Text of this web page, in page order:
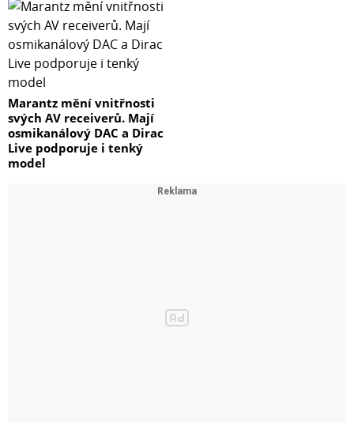
Marantz mění vnitřnosti
svých AV receiverů. Mají
osmikanálový DAC a Dirac
Live podporuje i tenký
model